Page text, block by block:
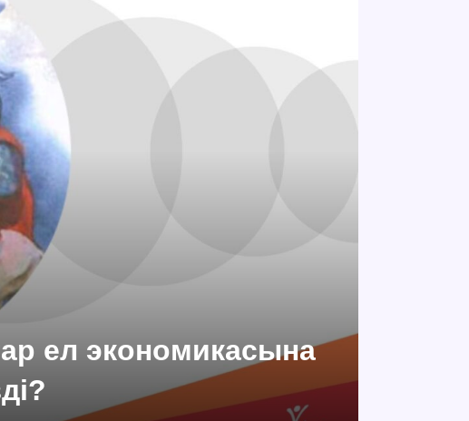
ел экономикасына